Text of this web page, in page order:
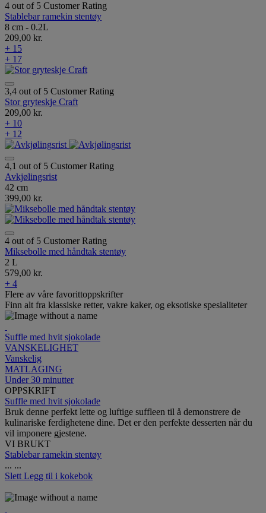
4 out of 5 Customer Rating
Stablebar ramekin stentøy
8 cm - 0.2L
209,00 kr.
+ 15
+ 17
3,4 out of 5 Customer Rating
Stor gryteskje Craft
209,00 kr.
+ 10
+ 12
4,1 out of 5 Customer Rating
Avkjølingsrist
42 cm
399,00 kr.
4 out of 5 Customer Rating
Miksebolle med håndtak stentøy
2 L
579,00 kr.
+ 4
Flere av våre favorittoppskrifter
Finn alt fra klassiske retter, vakre kaker, og eksotiske spesialiteter
Suffle med hvit sjokolade
VANSKELIGHET
Vanskelig
MATLAGING
Under 30 minutter
OPPSKRIFT
Suffle med hvit sjokolade
Bruk denne perfekt lette og luftige suffleen til å demonstrere de
kulinariske ferdighetene dine. Det er den perfekte desserten når du
vil imponere gjestene.
VI BRUKT
Stablebar ramekin stentøy
... ...
Slett Legg til i kokebok